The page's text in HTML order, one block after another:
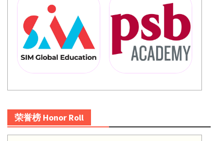
荣誉榜 Honor Roll